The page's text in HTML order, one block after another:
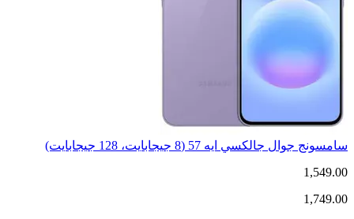
سامسونج جوال جالكسي ايه 57 (8 جيجابايت، 128 جيجابايت)
1,549.00
1,749.00